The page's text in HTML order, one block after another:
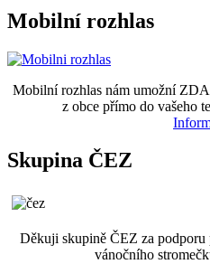
Mobilní rozhlas
Mobilní rozhlas nám umožní
z obce přímo do vašeho
Skupina ČEZ
Děkuji skupině ČEZ za podporu
vánočního